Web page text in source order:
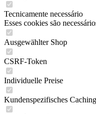
Tecnicamente necessário
Esses cookies são
Ausgewählter Shop
CSRF-Token
Individuelle Preise
Kundenspezifisches Caching